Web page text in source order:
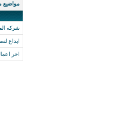
مواضيع
شركة
ابداع
اخر